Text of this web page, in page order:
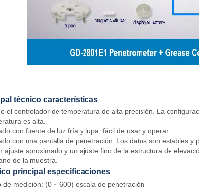
técnico características
el controlador de temperatura de alta precisión. La
es alta.
con fuente de luz fría y lupa, fácil de usar y operar.
con una pantalla de penetración. Los datos son estables y
ajuste aproximado y un ajuste fino de la estructura de
de la muestra.
principal especificaciones
de medición: (0 ~ 600) escala de penetración